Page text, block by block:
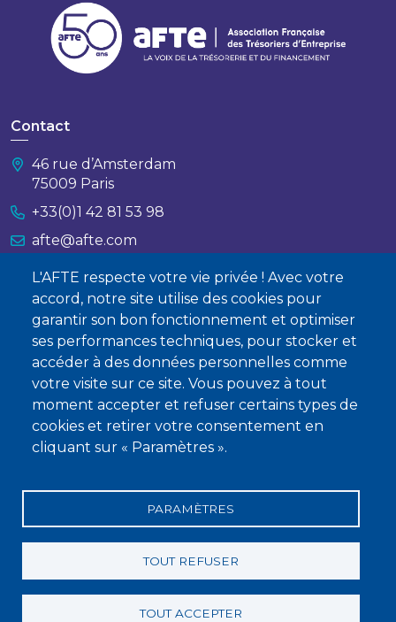
L'AFTE respecte votre vie privée ! Avec votre
accord, notre site utilise des cookies pour
garantir son bon fonctionnement et optimiser
ses performances techniques, pour stocker et
accéder à des données personnelles comme
votre visite sur ce site. Vous pouvez à tout
moment accepter et refuser certains types de
cookies et retirer votre consentement en
cliquant sur « Paramètres ».
PARAMÈTRES
TOUT REFUSER
TOUT ACCEPTER
Contact
46 rue d’Amsterdam
75009 Paris
+33(0)1 42 81 53 98
afte@afte.com
Nous contacter
À propos
Qui sommes-nous ?
Devenir membre
Mentions légales
Conditions générales de vente